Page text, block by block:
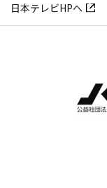
日本テレビHPへ